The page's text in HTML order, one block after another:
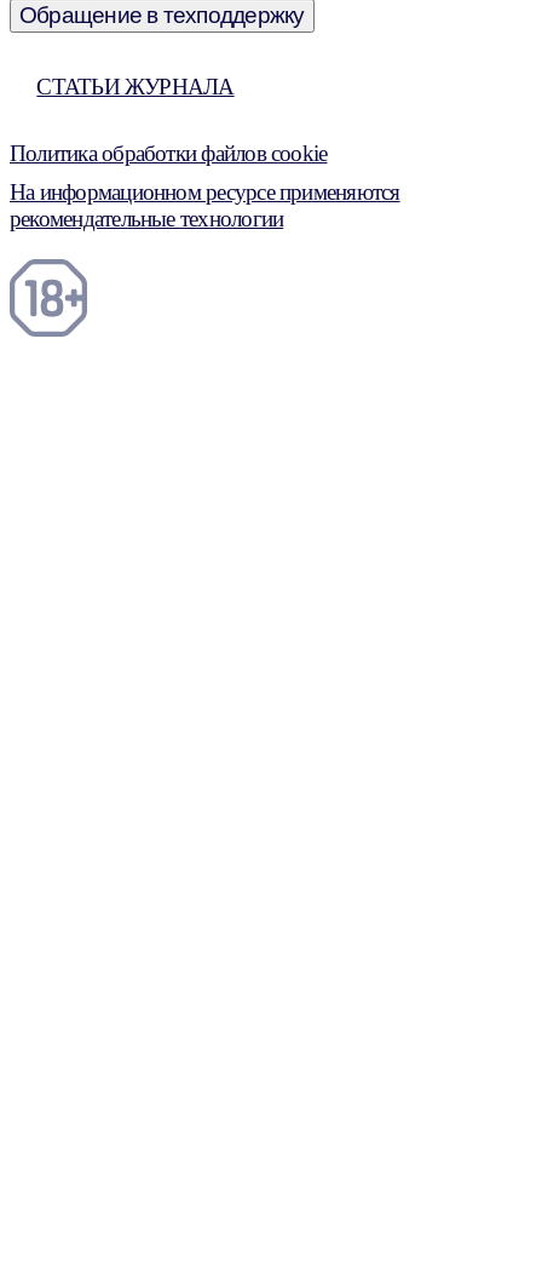
Обращение в техподдержку
СТАТЬИ ЖУРНАЛА
Политика обработки файлов cookie
На информационном ресурсе применяются
рекомендательные технологии